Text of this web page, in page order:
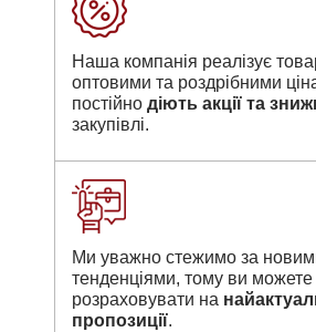
Наша компанія реалізує
оптовими та роздрібними
постійно діють акції та
закупівлі.
Ми уважно стежимо за
тенденціями, тому ви можете
розраховувати на
пропозиції.